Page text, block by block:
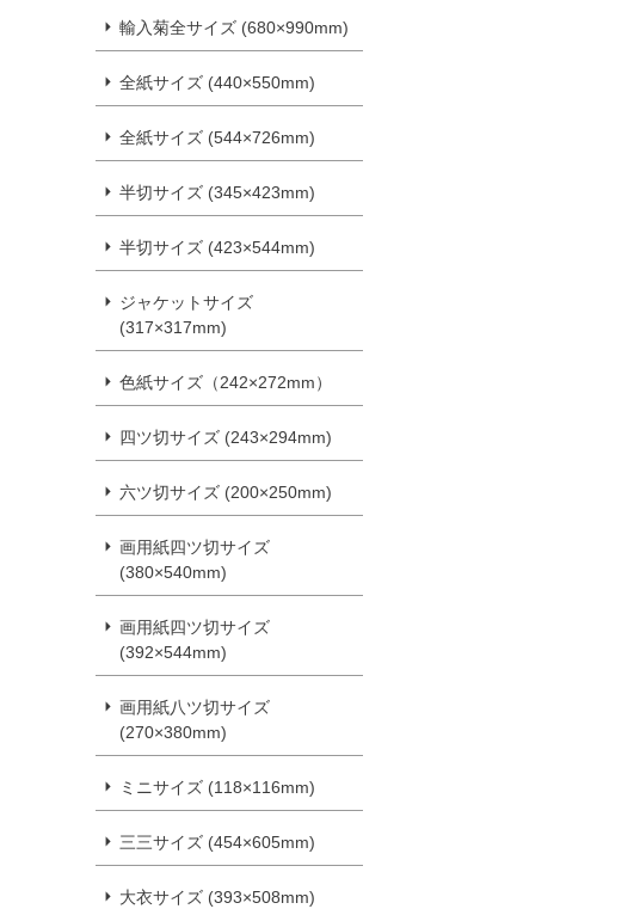
輸入菊全サイズ (680×990mm)
全紙サイズ (440×550mm)
全紙サイズ (544×726mm)
半切サイズ (345×423mm)
半切サイズ (423×544mm)
ジャケットサイズ
(317×317mm)
色紙サイズ（242×272mm）
四ツ切サイズ (243×294mm)
六ツ切サイズ (200×250mm)
画用紙四ツ切サイズ
(380×540mm)
画用紙四ツ切サイズ
(392×544mm)
画用紙八ツ切サイズ
(270×380mm)
ミニサイズ (118×116mm)
三三サイズ (454×605mm)
大衣サイズ (393×508mm)